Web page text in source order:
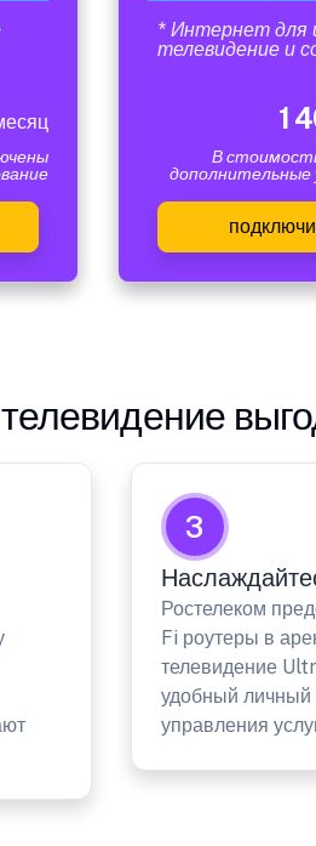
* Интернет для
телевидение и
1
В
дополнительные
3
Ростелеком
Fi роутеры в
телевидение
удобный личный
управления